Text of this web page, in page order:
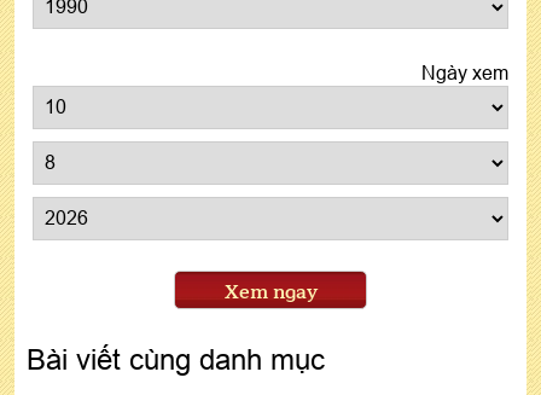
Ngày xem
Xem ngay
Bài viết cùng danh mục